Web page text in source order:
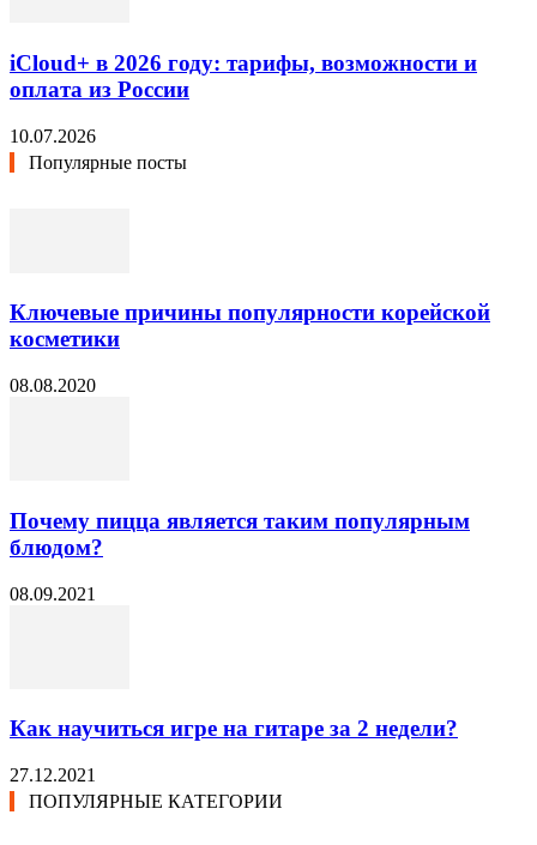
iCloud+ в 2026 году: тарифы, возможности и
оплата из России
10.07.2026
Популярные посты
Ключевые причины популярности корейской
косметики
08.08.2020
Почему пицца является таким популярным
блюдом?
08.09.2021
Как научиться игре на гитаре за 2 недели?
27.12.2021
ПОПУЛЯРНЫЕ КАТЕГОРИИ